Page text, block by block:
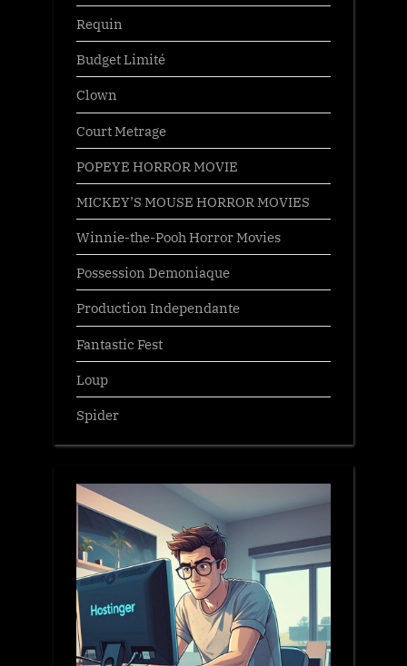
Requin
Budget Limité
Clown
Court Metrage
POPEYE HORROR MOVIE
MICKEY’S MOUSE HORROR MOVIES
Winnie-the-Pooh Horror Movies
Possession Demoniaque
Production Independante
Fantastic Fest
Loup
Spider